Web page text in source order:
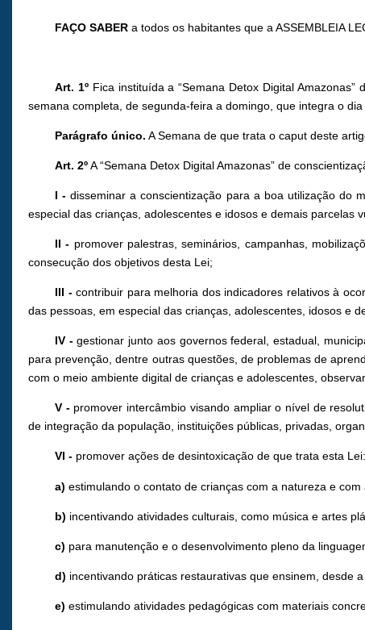
FAÇO SABERa todos os habitantes que a ASSEMBLEIA
Art. 1º Fica instituída a “Semana Detox Digital
semana completa, de segunda-feira a domingo, que integra o
Parágrafo único. A Semana de que trata o caput deste
Art. 2ºA “Semana Detox Digital Amazonas” de
I - disseminar a conscientização para a boa utilização do
especial das crianças, adolescentes e idosos e demais parcelas
II - promover palestras, seminários, campanhas,
consecução dos objetivos desta Lei;
III -contribuir para melhoria dos indicadores relativos à
das pessoas, em especial das crianças, adolescentes, idosos e
IV -gestionar junto aos governos federal, estadual,
para prevenção, dentre outras questões, de problemas de
com o meio ambiente digital de crianças e adolescentes,
V -promover intercâmbio visando ampliar o nível de
de integração da população, instituições públicas, privadas,
VI - promover ações de desintoxicação de que trata esta Lei:
a) estimulando o contato de crianças com a natureza e com
b) incentivando atividades culturais, como música e artes
c) para manutenção e o desenvolvimento pleno da
d) incentivando práticas restaurativas que ensinem, desde
e) estimulando atividades pedagógicas com materiais